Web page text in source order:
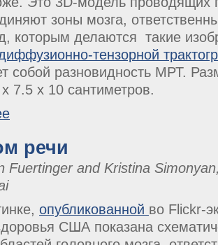
зоны мозга,
которым делаются такие
тензорной
собой разновидность МРТ.
7.5 x 10 сантиметров.
речи
Fuertinger and Kristina
опубликованной во Flickr-
США показана